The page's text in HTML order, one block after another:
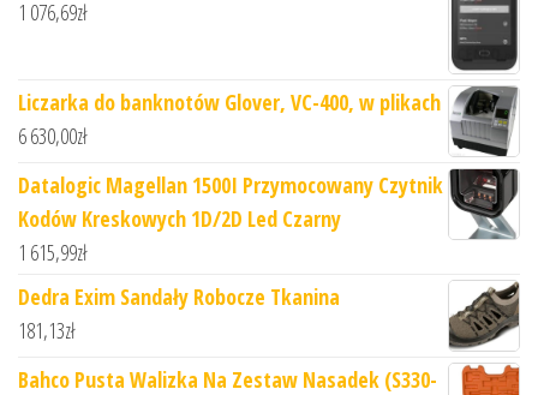
1 076,69zł
Liczarka do banknotów Glover, VC-400, w plikach
6 630,00zł
Datalogic Magellan 1500I Przymocowany Czytnik
Kodów Kreskowych 1D/2D Led Czarny
1 615,99zł
Dedra Exim Sandały Robocze Tkanina
181,13zł
Bahco Pusta Walizka Na Zestaw Nasadek (S330-